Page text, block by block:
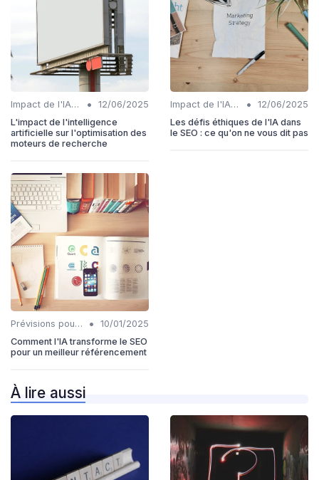
Impact de l'IA sur les rôles SEO •
12/06/2025
L'impact de l'intelligence
artificielle sur l'optimisation des
moteurs de recherche
Impact de l'IA sur les rôles SEO •
12/06/2025
Les défis éthiques de l'IA dans
le SEO : ce qu'on ne vous dit pas
Prévisions pour l'intégration IA et SEO •
10/01/2025
Comment l'IA transforme le SEO
pour un meilleur référencement
À lire aussi